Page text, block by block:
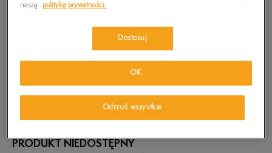
TIMBERLAND KOSZULA SLIM RATTLE RVR
GINGHM
PRODUKT NIEDOSTĘPNY
naszą
politykę prywatności.
Dostosuj
Odrzuć wszystkie
OK